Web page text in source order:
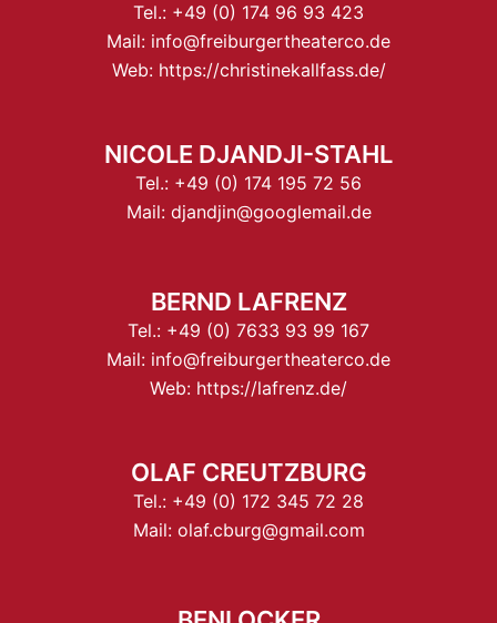
Tel.: +49 (0) 174 96 93 423
Mail: info@freiburgertheaterco.de
Web: https://christinekallfass.de/
NICOLE DJANDJI-STAHL
Tel.: +49 (0) 174 195 72 56
Mail: djandjin@googlemail.de
BERND LAFRENZ
Tel.: +49 (0) 7633 93 99 167
Mail: info@freiburgertheaterco.de
Web: https://lafrenz.de/
OLAF CREUTZBURG
Tel.: +49 (0) 172 345 72 28
Mail: olaf.cburg@gmail.com